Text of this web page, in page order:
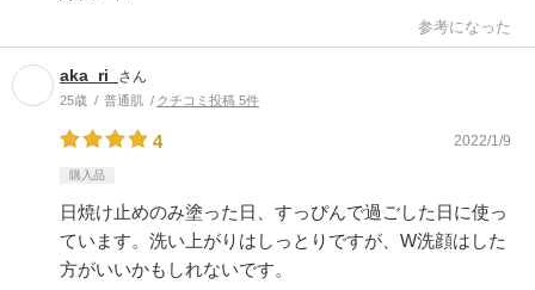
参考になった
aka_ri_ さん
25歳 普通肌 クチコミ投稿 5件
4 2022/1/9
購入品
日焼け止めのみ塗った日、すっぴんで過ごした日に使っ
ています。洗い上がりはしっとりですが、W洗顔はした
方がいいかもしれないです。